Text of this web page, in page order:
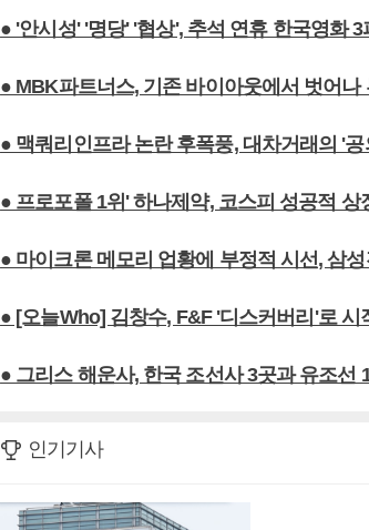
● '안시성' '명당' '협상', 추석 연휴 한국영화
● MBK파트너스, 기존 바이아웃에서 벗어나
● 맥쿼리인프라 논란 후폭풍, 대차거래의 '
● 프로포폴 1위' 하나제약, 코스피 성공적 상
● 마이크론 메모리 업황에 부정적 시선, 삼
● [오늘Who] 김창수, F&F '디스커버리'로 시
● 그리스 해운사, 한국 조선사 3곳과 유조선
인기기사